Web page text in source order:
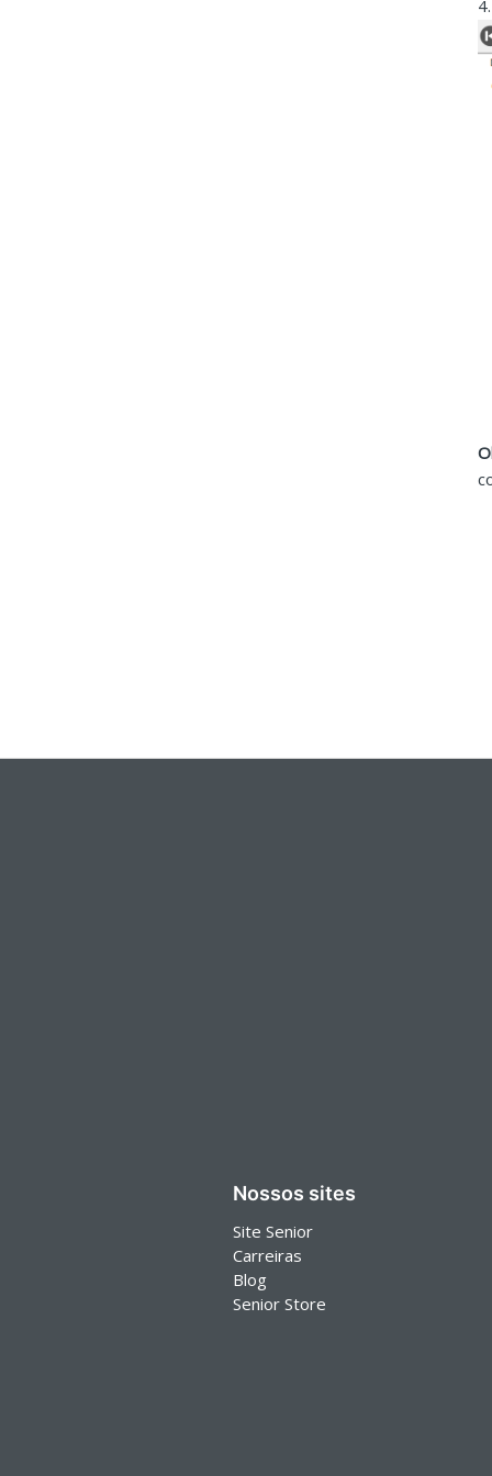
Nossos sites
Site Senior
Carreiras
Blog
Senior Store